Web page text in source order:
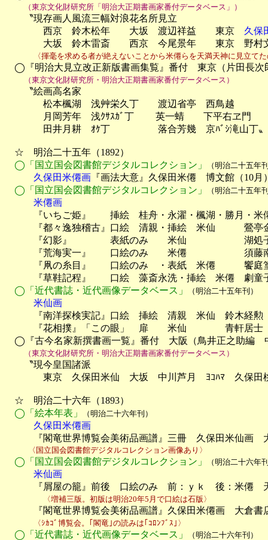
（東京文化財研究所「明治大正期書画家番付データベース」）
〝現存画人風流三幅対浪花名所見立
西京　鈴木松年　　大坂　渡辺祥益　　東京 久保
大坂　鈴木雷斎　　西京　今尾景年　　東京　野村文
〈揮毫を求める者が絶えないことから米僊らを天満天神に見立て
◯『明治大見立改正新版書画集覧』番付　東京（片田長次
（東京文化財研究所・明治大正期書画家番付データベース）
〝絵画高名家
松本楓湖　浅艸栄久丁　　渡辺省亭　西鳥
月岡芳年　浅ｸｻｽｶﾞ丁　 　英一蜻　　下平右ヱ門　　
田井月耕　ｵｹ丁　　　　　落合芳幾　京ﾊﾞｼ滝山丁〟
☆　明治二十五年（1892）
◯「国立国会図書館デジタルコレクション」
（明治二十五年
久保田米僊画 『画法大意』久保田米僊　博文館（10月
◯「国立国会図書館デジタルコレクション」
（明治二十五年
米僊画
『いちご姫』　　挿絵　桂舟・永濯・楓湖・勝月・米
『都々逸独稽古』口絵　清親・挿絵　米仙　　　鶯亭
『幻影』　　　　表紙のみ　　米仙　　　　　　湖処
『荒海実一』　　口絵のみ　　米僊　　　　　　須藤
『凧の糸目』　　口絵のみ　・表紙　米僊　　　饗庭
『草鞋記程』　　口絵　藻斎永洗・挿絵　米僊　劇童
◯「近代書誌・近代画像データベース」
（明治二十五年刊）
米仙画
『南洋探検実記』口絵　挿絵　清親　米仙　鈴木経勲
『花相撲』「この眼」　扉　　米仙　　　　青軒居士
◯『古今名家新撰書画一覧』番付　大阪（鳥井正之助編　
（東京文化財研究所・明治大正期書画家番付データベース）
〝現今皇国諸派
東京　久保田米仙　大坂　中川芦月　ﾖｺﾊﾏ　久保田桃
☆　明治二十六年（1893）
◯「絵本年表」
（明治二十六年刊）
久保田米僊画
『閣竜世界博覧会美術品画譜』三冊　久保田米仙画　
〈国立国会図書館デジタルコレクション画像あり〉
◯「国立国会図書館デジタルコレクション」 （明治二十六年
米仙画
『屑屋の籠』前後　口絵のみ　前：ｙｋ　後：米僊　
〈増補三版。初版は明治20年5月で口絵は石版〉
『閣竜世界博覧会美術品画譜』久保田米僊画　大倉書店
〈ｼｶｺﾞ博覧会。｢閣竜｣の読みは｢ｺﾛﾝﾌﾞｽ｣〉
◯「近代書誌・近代画像データベース」 （明治二十六年刊）